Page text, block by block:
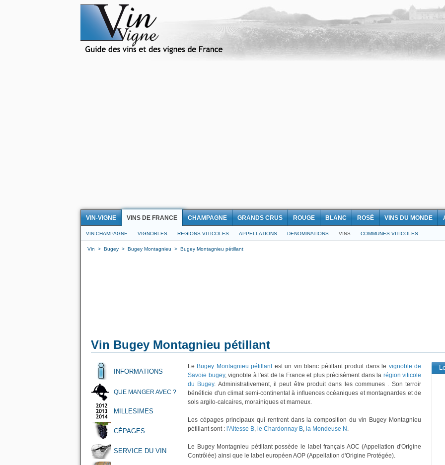
VIN-VIGNE VINS DE FRANCE CHAMPAGNE GRANDS CRUS ROUGE BLANC ROSÉ VINS DU MONDE
VIN CHAMPAGNE VIGNOBLES REGIONS VITICOLES APPELLATIONS DENOMINATIONS VINS COMMUNES VITICOLES
Vin > Bugey > Bugey Montagnieu > Bugey Montagnieu pétillant
Vin Bugey Montagnieu pétillant
INFORMATIONS
QUE MANGER AVEC ?
MILLESIMES
CÉPAGES
SERVICE DU VIN
Le Bugey Montagnieu pétillantest un vin blanc pétillant produit dans le vignoble de
Savoie bugey, vignoble à l'est de la France et plus précisément dans la région viticole
du Bugey. Administrativement, il peut être produit dans les communes . Son terroir
bénéficie d'un climat semi-continental à influences océaniques et montagnardes et de
sols argilo-calcaires, morainiques et marneux.
Les cépages principaux qui rentrent dans la composition du vin Bugey Montagnieu
pétillant sont : l'Altesse B, le Chardonnay B, la Mondeuse N .
Le Bugey Montagnieu pétillant possède le label français AOC (Appellation d'Origine
Contrôlée) ainsi que le label européen AOP (Appellation d'Origine Protégée).